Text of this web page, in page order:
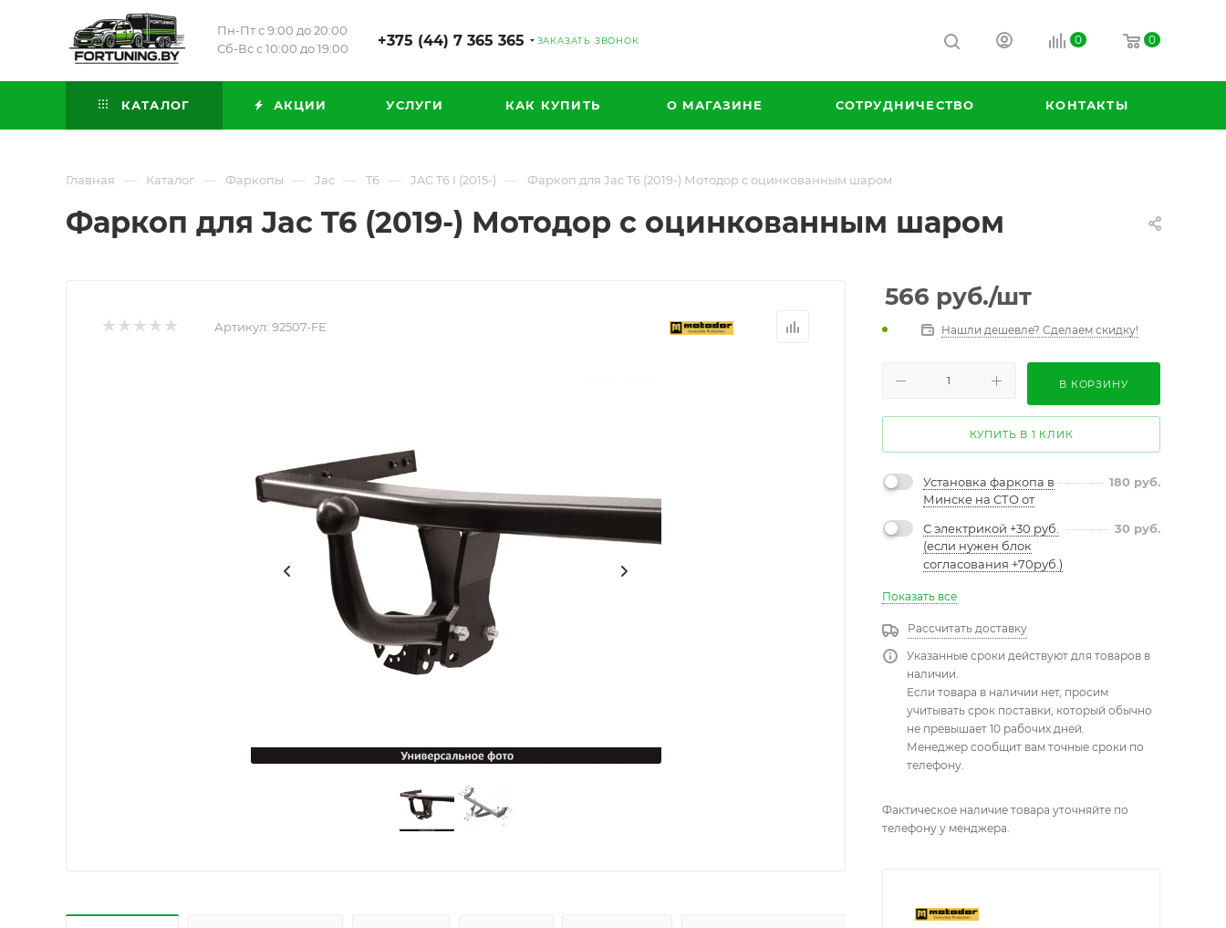
Пн-Пт с 9:00 до 20:00
Сб-Вс с 10:00 до 19:00
+375 (44) 7 365 365 ЗАКАЗАТЬ ЗВОНОК 0 0
КАТАЛОГ АКЦИИ УСЛУГИ КАК КУПИТЬ О МАГАЗИНЕ СОТРУДНИЧЕСТВО КОНТАКТЫ
Главная — Каталог — Фаркопы — Jac — T6 — JAC T6 I (2015-) — Фаркоп для Jac T6 (2019-) Мотодор с оцинкованным шаром
Фаркоп для Jac T6 (2019-) Мотодор с оцинкованным шаром
Артикул: 92507-FE
566 руб./шт
Нашли дешевле? Сделаем скидку!
В КОРЗИНУ
КУПИТЬ В 1 КЛИК
Установка фаркопа в
Минске на СТО от
180 руб.
С электрикой +30 руб.
(если нужен блок
согласования +70руб.)
30 руб.
Показать все
Рассчитать доставку
Указанные сроки действуют для товаров в
наличии.
Если товара в наличии нет, просим
учитывать срок поставки, который обычно
не превышает 10 рабочих дней.
Менеджер сообщит вам точные сроки по
телефону.
Фактическое наличие товара уточняйте по
телефону у менджера.